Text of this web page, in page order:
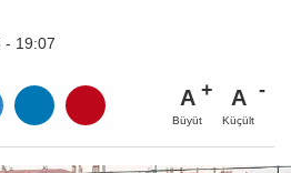
- 19:07
A
Büyüt
A
Küçült